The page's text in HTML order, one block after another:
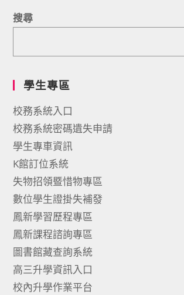
搜尋
學生專區
校務系統入口
校務系統密碼遺失申請
學生專車資訊
K館訂位系統
失物招領暨惜物專區
數位學生證掛失補發
鳳新學習歷程專區
鳳新課程諮詢專區
圖書館藏查詢系統
高三升學資訊入口
校內升學作業平台